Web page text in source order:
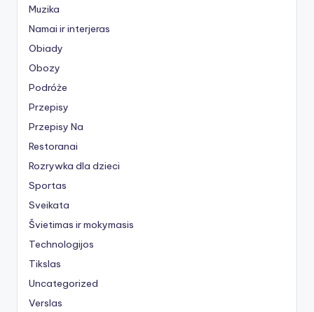
Muzika
Namai ir interjeras
Obiady
Obozy
Podróże
Przepisy
Przepisy Na
Restoranai
Rozrywka dla dzieci
Sportas
Sveikata
Švietimas ir mokymasis
Technologijos
Tikslas
Uncategorized
Verslas